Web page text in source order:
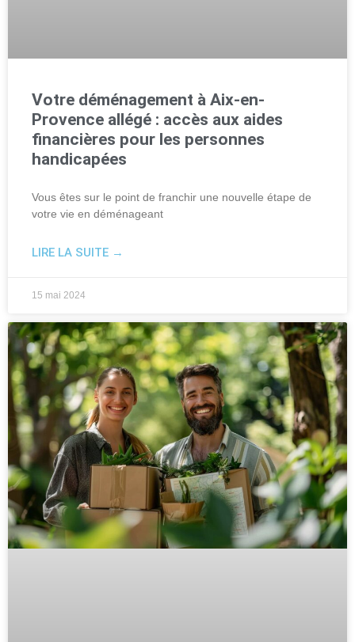
Votre déménagement à Aix-en-
Provence allégé : accès aux aides
financières pour les personnes
handicapées
Vous êtes sur le point de franchir une nouvelle étape de
votre vie en déménageant
LIRE LA SUITE →
15 mai 2024